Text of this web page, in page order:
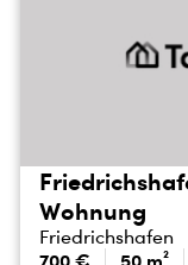
Wohnung
Friedrichshafen
700 € 50 m²